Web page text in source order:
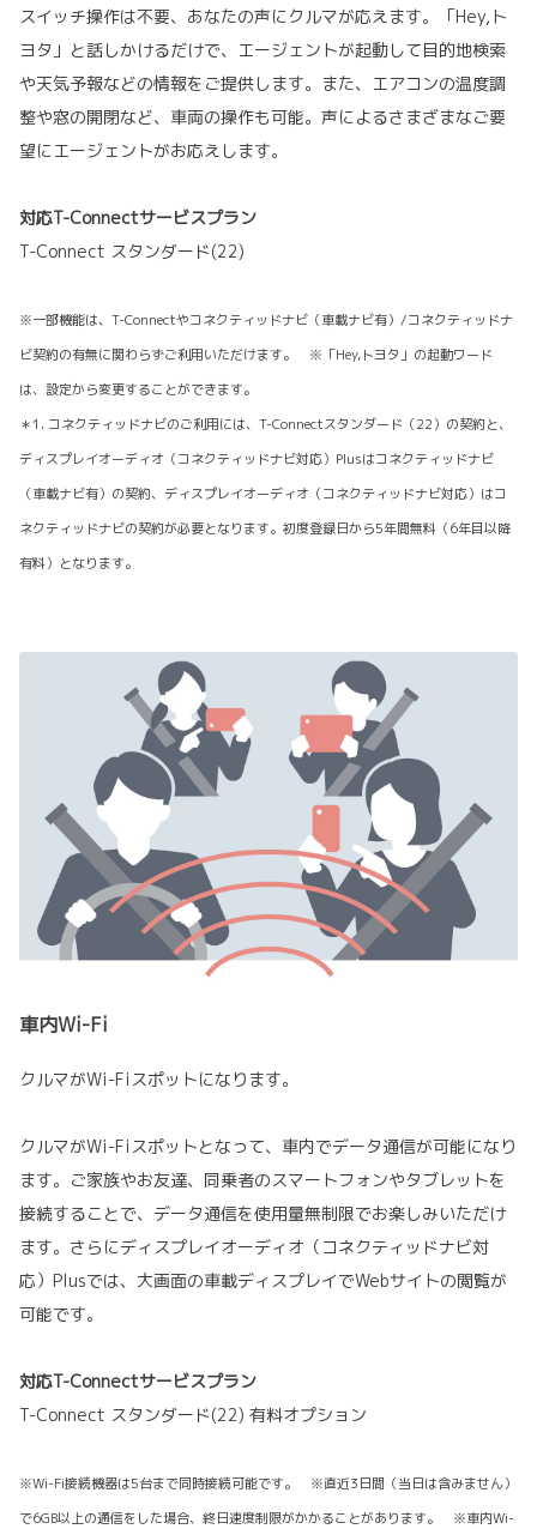
スイッチ操作は不要、あなたの声にクルマが応えます。「Hey,ト
ヨタ」と話しかけるだけで、エージェントが起動して目的地検索
や天気予報などの情報をご提供します。また、エアコンの温度調
整や窓の開閉など、車両の操作も可能。声によるさまざまなご要
望にエージェントがお応えします。
対応T-Connectサービスプラン
T-Connect スタンダード(22)
※一部機能は、T-Connectやコネクティッドナビ（車載ナビ有）/コネクティッドナ
ビ契約の有無に関わらずご利用いただけます。 ※「Hey,トヨタ」の起動ワード
は、設定から変更することができます。
＊1. コネクティッドナビのご利用には、T-Connectスタンダード（22）の契約と、
ディスプレイオーディオ（コネクティッドナビ対応）Plusはコネクティッドナビ
（車載ナビ有）の契約、ディスプレイオーディオ（コネクティッドナビ対応）はコ
ネクティッドナビの契約が必要となります。初度登録日から5年間無料（6年目以降
有料）となります。
車内Wi-Fi
クルマがWi-Fiスポットになります。
クルマがWi-Fiスポットとなって、車内でデータ通信が可能になり
ます。ご家族やお友達、同乗者のスマートフォンやタブレットを
接続することで、データ通信を使用量無制限でお楽しみいただけ
ます。さらにディスプレイオーディオ（コネクティッドナビ対
応）Plusでは、大画面の車載ディスプレイでWebサイトの閲覧が
可能です。
対応T-Connectサービスプラン
T-Connect スタンダード(22) 有料オプション
※Wi-Fi接続機器は5台まで同時接続可能です。 ※直近3日間（当日は含みません）
で6GB以上の通信をした場合、終日速度制限がかかることがあります。 ※車内Wi-